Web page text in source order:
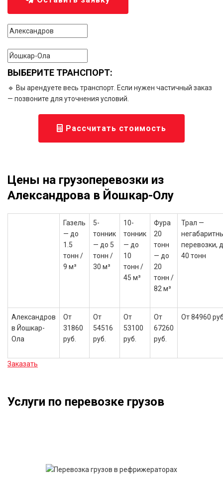
ВЫБЕРИТЕ ТРАНСПОРТ:
🔹 Вы арендуете весь транспорт. Если нужен частичный заказ
— позвоните для уточнения условий.
Рассчитать стоимость
Цены на грузоперевозки из
Александрова в Йошкар-Олу
Газель
— до
1.5
тонн /
9 м³
5-
тонник
— до 5
тонн /
30 м³
10-
тонник
— до
10
тонн /
45 м³
Фура
20
тонн
— до
20
тонн /
82 м³
Трал —
перевозки,
40 тонн
Александров
в Йошкар-
Ола
От
31860
руб.
От
54516
руб.
От
53100
руб.
От
67260
руб.
От 84960
Заказать
Услуги по перевозке грузов